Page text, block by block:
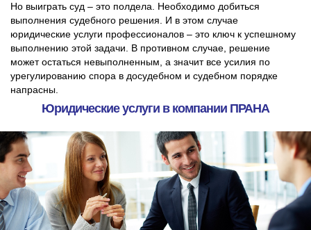
Но выиграть суд – это полдела. Необходимо добиться
выполнения судебного решения. И в этом случае
юридические услуги профессионалов – это ключ к успешному
выполнению этой задачи. В противном случае, решение
может остаться невыполненным, а значит все усилия по
урегулированию спора в досудебном и судебном порядке
напрасны.
Юридические услуги в компании ПРАНА